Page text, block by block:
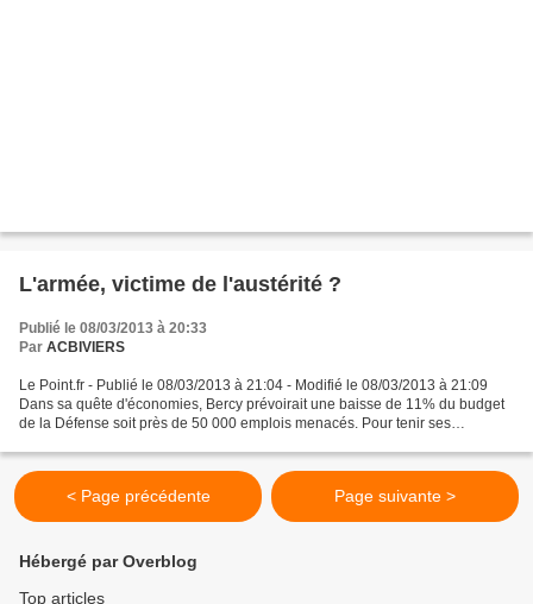
L'armée, victime de l'austérité ?
Publié le 08/03/2013 à 20:33
Par ACBIVIERS
Le Point.fr - Publié le 08/03/2013 à 21:04 - Modifié le 08/03/2013 à 21:09
Dans sa quête d'économies, Bercy prévoirait une baisse de 11% du budget
de la Défense soit près de 50 000 emplois menacés. Pour tenir ses
< Page précédente Page suivante >
Hébergé par Overblog
Top articles